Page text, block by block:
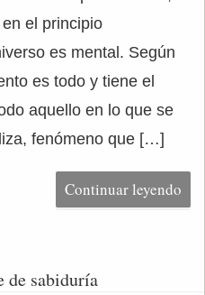
el principio
es mental. Según
es todo y tiene el
aquello en lo que se
fenómeno que […]
Continuar leyendo
de sabiduría